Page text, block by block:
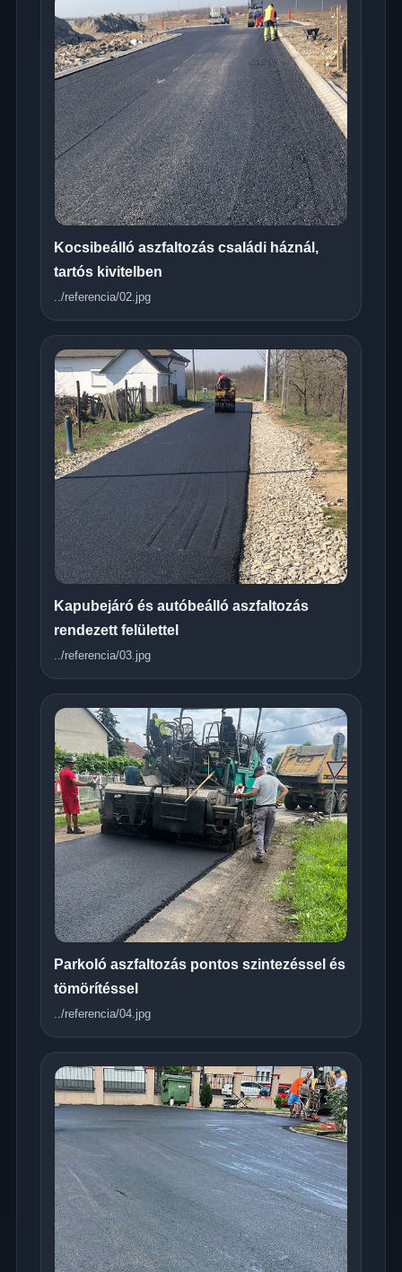
Kocsibeálló aszfaltozás családi háznál,
tartós kivitelben
../referencia/02.jpg
Kapubejáró és autóbeálló aszfaltozás
rendezett felülettel
../referencia/03.jpg
Parkoló aszfaltozás pontos szintezéssel és
tömörítéssel
../referencia/04.jpg